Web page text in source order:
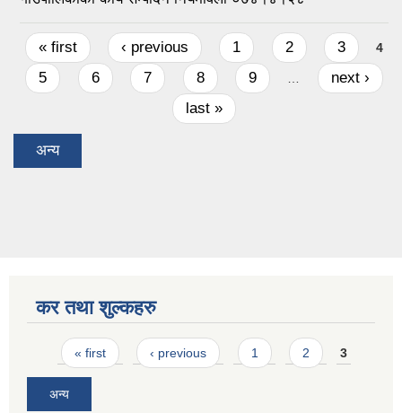
Pages
« first ‹ previous 1 2 3 4
5 6 7 8 9 …
next ›
last »
अन्य
कर तथा शुल्कहरु
Pages
« first ‹ previous 1 2 3
अन्य